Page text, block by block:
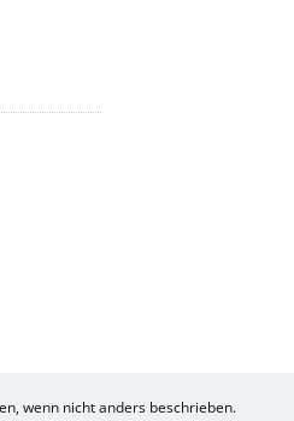
wenn nicht anders beschrieben.